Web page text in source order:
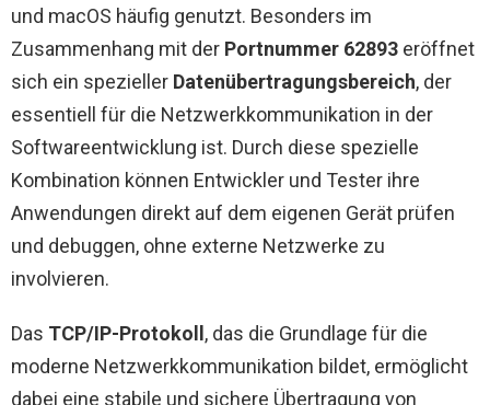
und macOS häufig genutzt. Besonders im
Zusammenhang mit der Portnummer 62893 eröffnet
sich ein spezieller Datenübertragungsbereich, der
essentiell für die Netzwerkkommunikation in der
Softwareentwicklung ist. Durch diese spezielle
Kombination können Entwickler und Tester ihre
Anwendungen direkt auf dem eigenen Gerät prüfen
und debuggen, ohne externe Netzwerke zu
involvieren.
Das TCP/IP-Protokoll , das die Grundlage für die
moderne Netzwerkkommunikation bildet, ermöglicht
dabei eine stabile und sichere Übertragung von